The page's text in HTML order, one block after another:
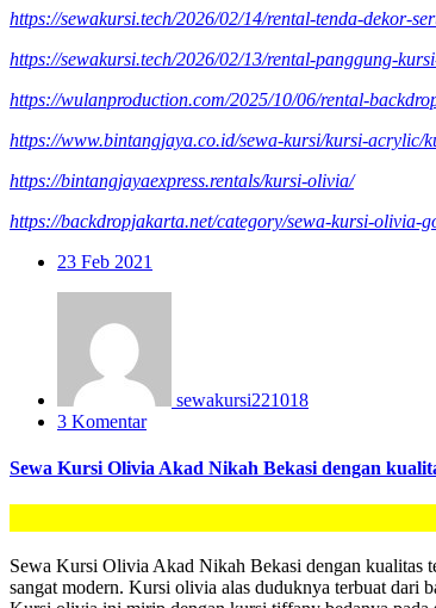
https://sewakursi.tech/2026/02/14/rental-tenda-dekor-
https://sewakursi.tech/2026/02/13/rental-panggung-
https://wulanproduction.com/2025/10/06/rental-
https://www.bintangjaya.co.id/sewa-kursi/kursi-acrylic/
https://bintangjayaexpress.rentals/kursi-olivia/
https://backdropjakarta.net/category/sewa-kursi-olivia-
23 Feb 2021
sewakursi221018
3 Komentar
Sewa Kursi Olivia Akad Nikah Bekasi dengan
Sewa Kursi Olivia Akad Nikah Bekasi dengan kualitas
sangat modern. Kursi olivia alas duduknya terbuat dari